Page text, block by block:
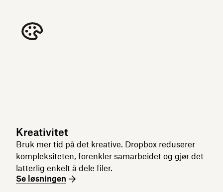
Kreativitet
Bruk mer tid på det kreative. Dropbox reduserer
kompleksiteten, forenkler samarbeidet og gjør det
latterlig enkelt å dele filer.
Se løsningen